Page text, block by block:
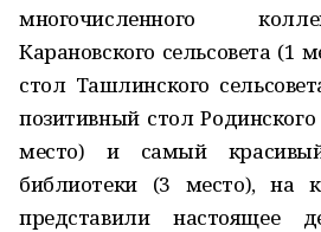
многочисленного
Карановского сельсовета (1
стол Ташлинского
позитивный стол Родинского
место) и самый
библиотеки (3 место), на
представили настоящее